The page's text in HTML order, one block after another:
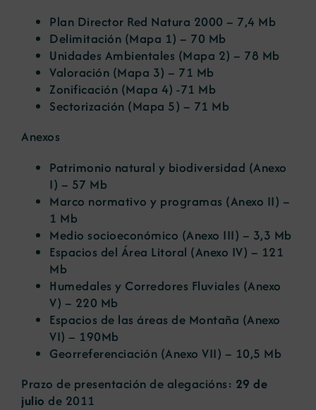
Plan Director Red Natura 2000 – 7,4 Mb
Delimitación (Mapa 1) – 70 Mb
Unidades Ambientales (Mapa 2) – 78 Mb
Valoración (Mapa 3) – 71 Mb
Zonificación (Mapa 4) -71 Mb
Sectorización (Mapa 5) – 71 Mb
Anexos
Patrimonio natural y biodiversidad (Anexo
I) – 57 Mb
Marco normativo y programas (Anexo II) –
1 Mb
Medio socioeconómico (Anexo III) – 3,3 Mb
Espacios del Área Litoral (Anexo IV) – 121
Mb
Humedales y Corredores Fluviales (Anexo
V) – 220 Mb
Espacios de las áreas de Montaña (Anexo
VI) – 190Mb
Georreferenciación (Anexo VII) – 10,5 Mb
Prazo de presentación de alegacións: 29 de
julio de 2011